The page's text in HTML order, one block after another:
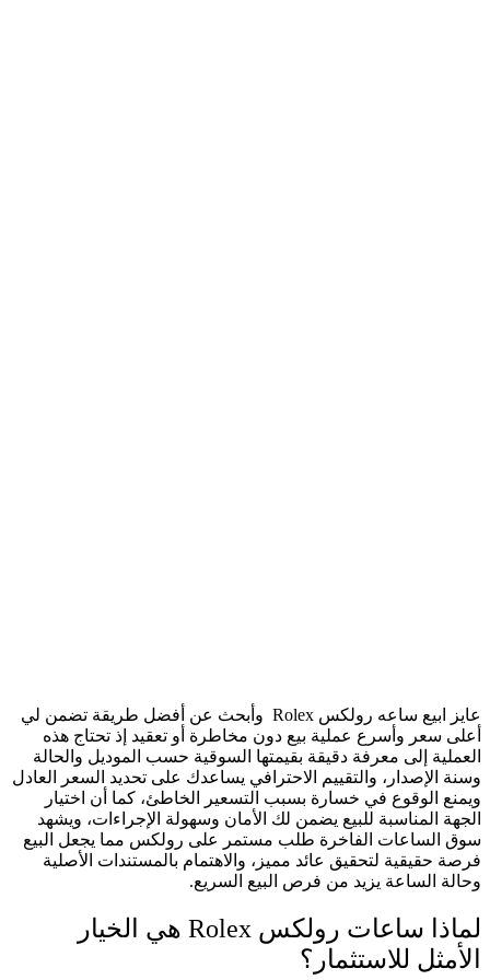
عايز ابيع ساعه رولكس Rolex وأبحث عن أفضل طريقة تضمن لي
أعلى سعر وأسرع عملية بيع دون مخاطرة أو تعقيد إذ تحتاج هذه
العملية إلى معرفة دقيقة بقيمتها السوقية حسب الموديل والحالة
وسنة الإصدار، والتقييم الاحترافي يساعدك على تحديد السعر العادل
ويمنع الوقوع في خسارة بسبب التسعير الخاطئ، كما أن اختيار
الجهة المناسبة للبيع يضمن لك الأمان وسهولة الإجراءات، ويشهد
سوق الساعات الفاخرة طلب مستمر على رولكس مما يجعل البيع
فرصة حقيقية لتحقيق عائد مميز، والاهتمام بالمستندات الأصلية
وحالة الساعة يزيد من فرص البيع السريع.
لماذا ساعات رولكس Rolex هي الخيار
الأمثل للاستثمار؟